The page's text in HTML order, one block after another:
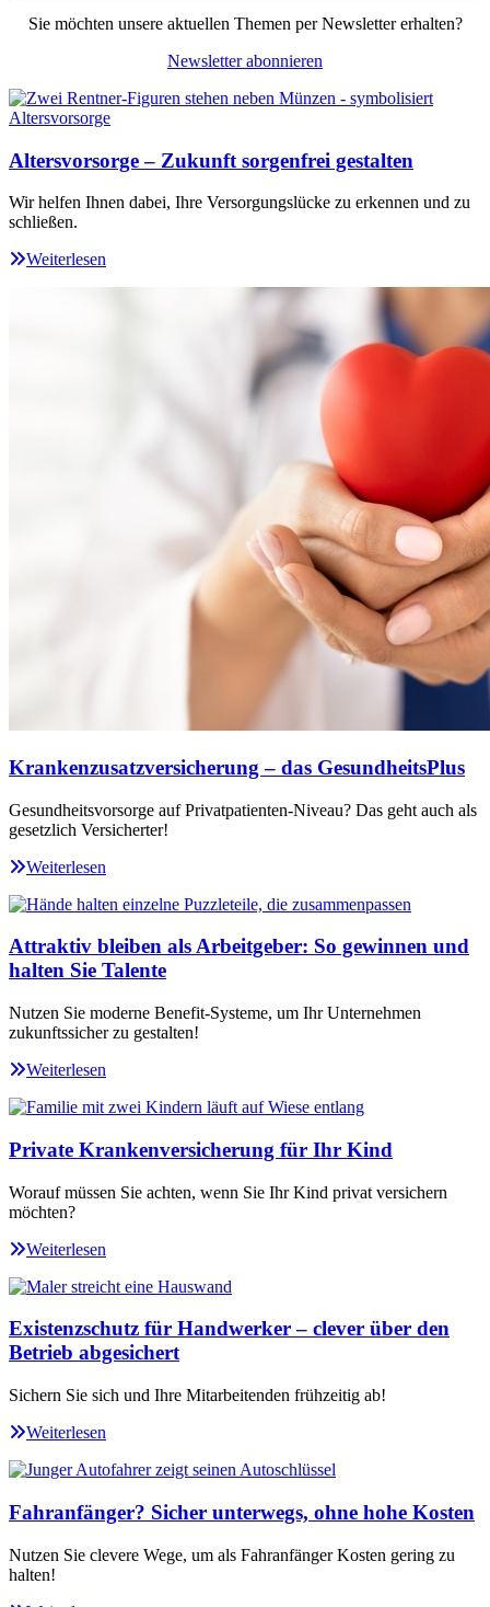
Sie möchten unsere aktuellen Themen per Newsletter erhalten?
Newsletter abonnieren
Altersvorsorge – Zukunft sorgenfrei gestalten
Wir helfen Ihnen dabei, Ihre Versorgungslücke zu erkennen und zu
schließen.
Weiterlesen
Krankenzusatzversicherung – das GesundheitsPlus
Gesundheitsvorsorge auf Privatpatienten-Niveau? Das geht auch als
gesetzlich Versicherter!
Weiterlesen
Attraktiv bleiben als Arbeitgeber: So gewinnen und
halten Sie Talente
Nutzen Sie moderne Benefit-Systeme, um Ihr Unternehmen
zukunftssicher zu gestalten!
Weiterlesen
Private Krankenversicherung für Ihr Kind
Worauf müssen Sie achten, wenn Sie Ihr Kind privat versichern
möchten?
Weiterlesen
Existenzschutz für Handwerker – clever über den
Betrieb abgesichert
Sichern Sie sich und Ihre Mitarbeitenden frühzeitig ab!
Weiterlesen
Fahranfänger? Sicher unterwegs, ohne hohe Kosten
Nutzen Sie clevere Wege, um als Fahranfänger Kosten gering zu
halten!